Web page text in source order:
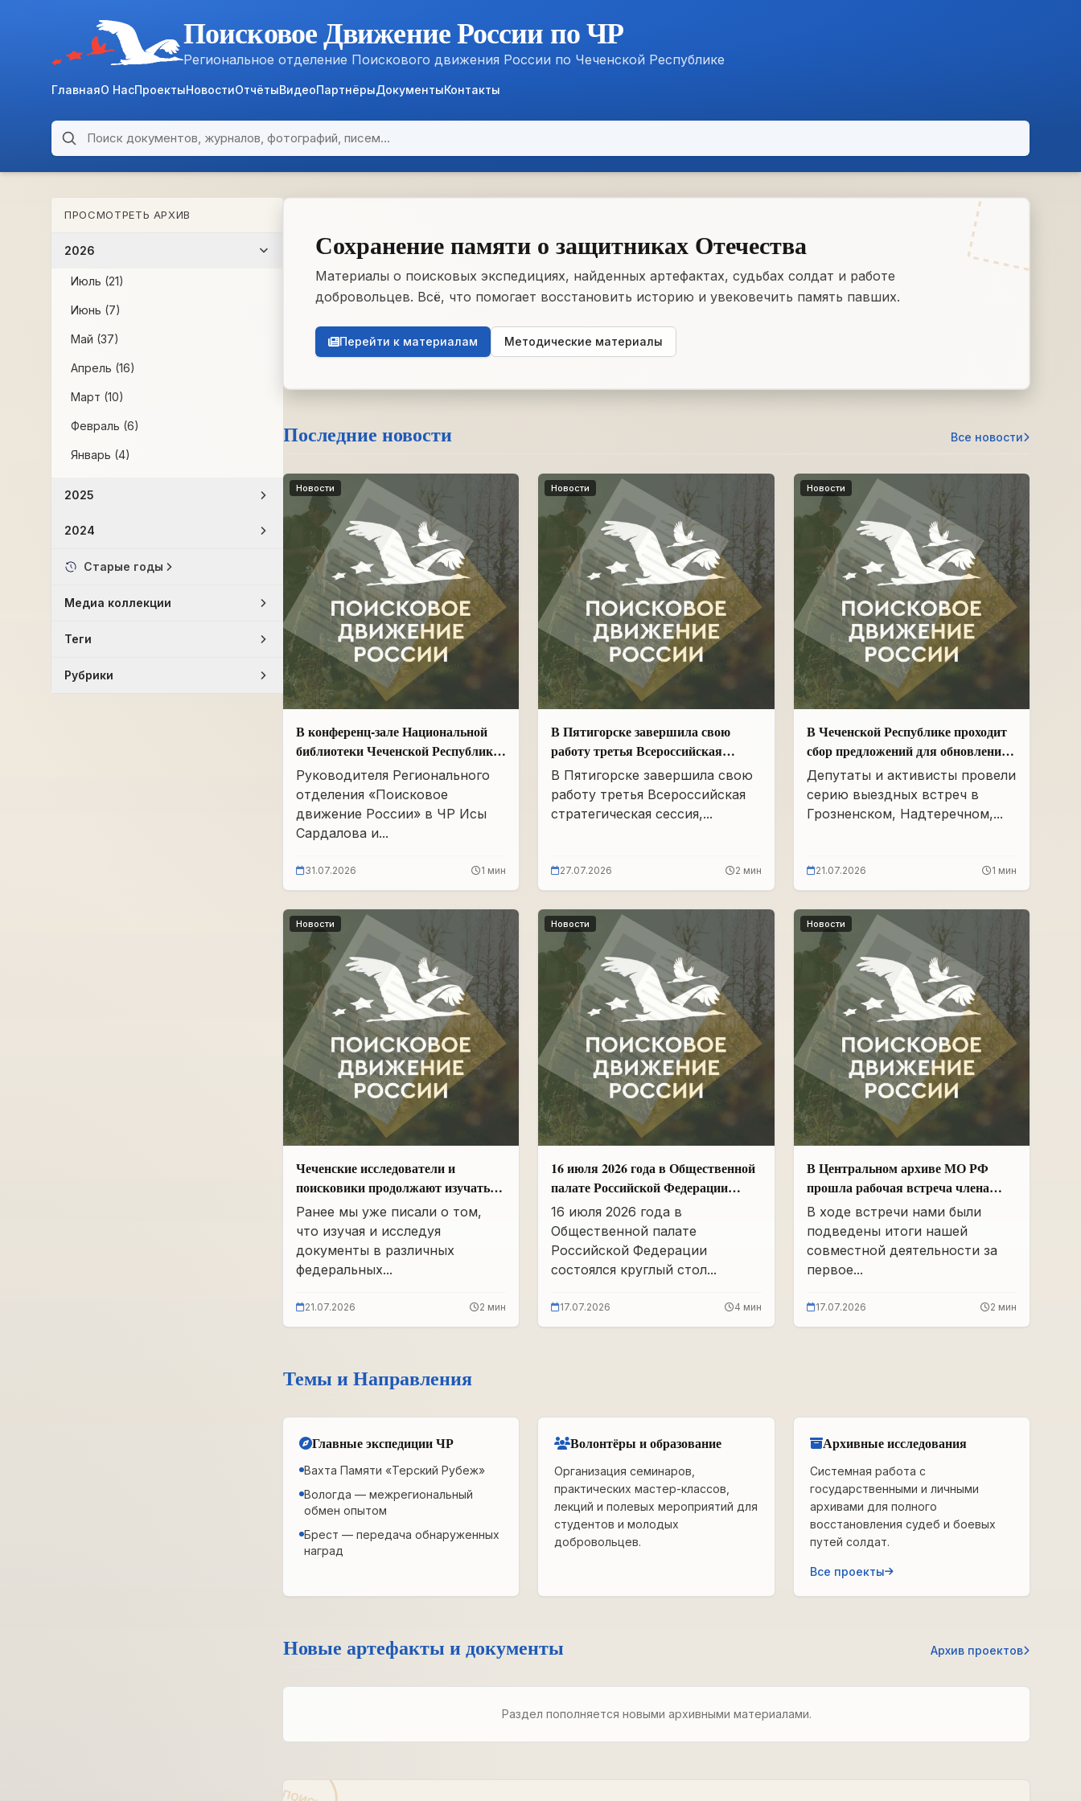
ARCHIVE
WWII • 1939–1945
Поисковое Движение России по ЧР
Региональное отделение Поискового движения России по Чеченской Республике
ГлавнаяО НасПроектыНовостиОтчётыВидеоПартнёрыДокументыКонтакты
Поиск по архиву
ПРОСМОТРЕТЬ АРХИВ
2026
Июль (21)
Июнь (7)
Май (37)
Апрель (16)
Март (10)
Февраль (6)
Январь (4)
2025
2024
Старые годы
Медиа коллекции
Теги
Рубрики
Сохранение памяти о защитниках Отечества
Материалы о поисковых экспедициях, найденных артефактах, судьбах солдат и работе
добровольцев. Всё, что помогает восстановить историю и увековечить память павших.
Перейти к материалам Методические материалы
Последние новости Все новости
Новости
В конференц-зале Национальной
библиотеки Чеченской Республики
им. А.А. Айдамирова прошло
заседание
Руководителя Регионального
отделения «Поисковое
движение России» в ЧР Исы
Сардалова и...
31.07.2026 1 мин
Новости
В Пятигорске завершила свою
работу третья Всероссийская
стратегическая сессия
В Пятигорске завершила свою
работу третья Всероссийская
стратегическая сессия,...
27.07.2026 2 мин
Новости
В Чеченской Республике проходит
сбор предложений для обновления
Народной программы в сфере АПК
Депутаты и активисты провели
серию выездных встреч в
Грозненском, Надтеречном,...
21.07.2026 1 мин
Новости
Чеченские исследователи и
поисковики продолжают изучать
фонды бывшего партархива СССР
Ранее мы уже писали о том,
что изучая и исследуя
документы в различных
федеральных...
21.07.2026 2 мин
Новости
16 июля 2026 года в Общественной
палате Российской Федерации
состоялся круглый стол
«Сохранение памяти о Героях
подвига самопожертвования и
воспитание...
16 июля 2026 года в
Общественной палате
Российской Федерации
состоялся круглый стол...
17.07.2026 4 мин
Новости
В Центральном архиве МО РФ
прошла рабочая встреча члена
Общественной палаты РФ и ЧР –
Руководителя Регионального
отделения «Поисковое движение
России» в ЧР Иса Сардалов с
Дмитриевичем Панковым
В ходе встречи нами были
подведены итоги нашей
совместной деятельности за
первое...
17.07.2026 2 мин
Темы и Направления
Главные экспедиции ЧР
Вахта Памяти «Терский Рубеж»
Вологда — межрегиональный
обмен опытом
Брест — передача обнаруженных
наград
Волонтёры и образование
Организация семинаров,
практических мастер-классов,
лекций и полевых мероприятий для
студентов и молодых
добровольцев.
Архивные исследования
Системная работа с
государственными и личными
архивами для полного
восстановления судеб и боевых
путей солдат.
Все проекты
Новые артефакты и документы Архив проектов
Раздел пополняется новыми архивными материалами.